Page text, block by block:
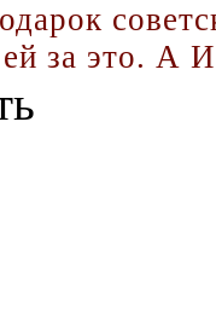
за это. А